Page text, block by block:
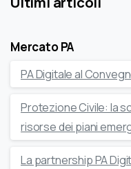
Mercato PA
PA Digitale al
Protezione Civile: la
risorse dei piani
La partnership PA